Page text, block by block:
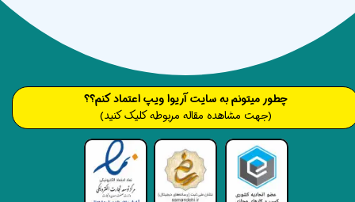
​​​چطور میتونم به سایت آریوا ویپ اعتماد کنم؟؟
(جهت مشاهده مقاله مربوطه کلیک کنید)